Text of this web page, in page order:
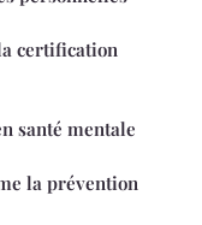
certification
santé mentale
la prévention